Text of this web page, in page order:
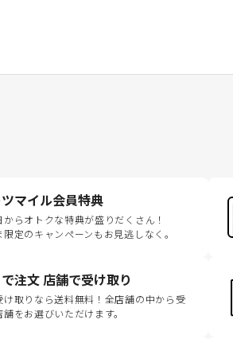
マイル会員特典
からオトクな特典が盛りだくさん！
定のキャンペーンもお見逃しなく。
注文 店舗で受け取り
け取りなら送料無料！全店舗の中から受
をお選びいただけます。